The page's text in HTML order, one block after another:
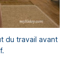
du travail avant